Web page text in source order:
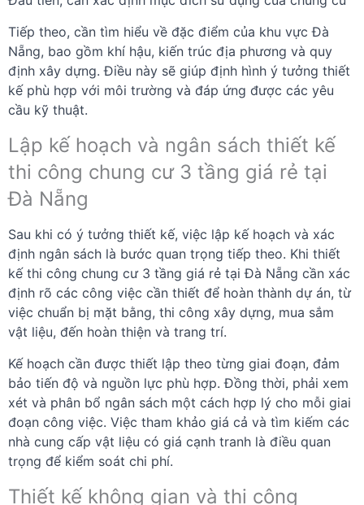
Tiếp theo, cần tìm hiểu về đặc điểm của khu vực Đà
Nẵng, bao gồm khí hậu, kiến trúc địa phương và quy
định xây dựng. Điều này sẽ giúp định hình ý tưởng thiết
kế phù hợp với môi trường và đáp ứng được các yêu
cầu kỹ thuật.
Lập kế hoạch và ngân sách thiết kế
thi công chung cư 3 tầng giá rẻ tại
Đà Nẵng
Sau khi có ý tưởng thiết kế, việc lập kế hoạch và xác
định ngân sách là bước quan trọng tiếp theo. Khi thiết
kế thi công chung cư 3 tầng giá rẻ tại Đà Nẵng cần xác
định rõ các công việc cần thiết để hoàn thành dự án, từ
việc chuẩn bị mặt bằng, thi công xây dựng, mua sắm
vật liệu, đến hoàn thiện và trang trí.
Kế hoạch cần được thiết lập theo từng giai đoạn, đảm
bảo tiến độ và nguồn lực phù hợp. Đồng thời, phải xem
xét và phân bổ ngân sách một cách hợp lý cho mỗi giai
đoạn công việc. Việc tham khảo giá cả và tìm kiếm các
nhà cung cấp vật liệu có giá cạnh tranh là điều quan
trọng để kiểm soát chi phí.
Thiết kế không gian và thi công